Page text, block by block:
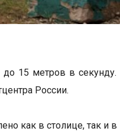
15 метров в секунду.
России.
как в столице, так и